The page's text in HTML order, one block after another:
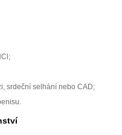
srdeční selhání nebo CAD;